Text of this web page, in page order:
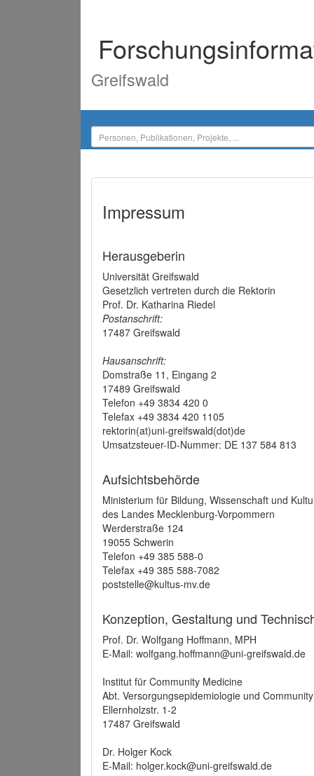
Greifswald
Impressum
Herausgeberin
Universität Greifswald
Gesetzlich vertreten durch die Rektorin
Prof. Dr. Katharina Riedel
Postanschrift:
17487 Greifswald
Hausanschrift:
Domstraße 11, Eingang 2
17489 Greifswald
Telefon +49 3834 420 0
Telefax +49 3834 420 1105
rektorin(at)uni-greifswald(dot)de
Umsatzsteuer-ID-Nummer: DE 137 584 813
Aufsichtsbehörde
Ministerium für Bildung, Wissenschaft und
des Landes Mecklenburg-Vorpommern
Werderstraße 124
19055 Schwerin
Telefon +49 385 588-0
Telefax +49 385 588-7082
poststelle@kultus-mv.de
Konzeption, Gestaltung und
Prof. Dr. Wolfgang Hoffmann, MPH
E-Mail: wolfgang.hoffmann@uni-greifswald.de
Institut für Community Medicine
Abt. Versorgungsepidemiologie und
Ellernholzstr. 1-2
17487 Greifswald
Dr. Holger Kock
E-Mail: holger.kock@uni-greifswald.de